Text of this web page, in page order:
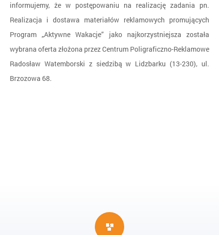
informujemy, że w postępowaniu na realizację zadania pn.
Realizacja i dostawa materiałów reklamowych promujących
Program „Aktywne Wakacje” jako najkorzystniejsza została
wybrana oferta złożona przez Centrum Poligraficzno-Reklamowe
Radosław Watemborski z siedzibą w Lidzbarku (13-230), ul.
Brzozowa 68.